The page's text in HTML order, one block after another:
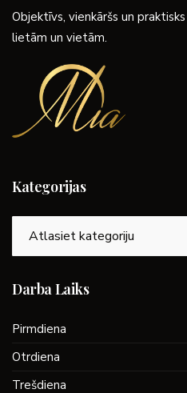
Objektīvs, vienkāršs un
lietām un vietām.
Kategorijas
Darba Laiks
Pirmdiena
Otrdiena
Trešdiena